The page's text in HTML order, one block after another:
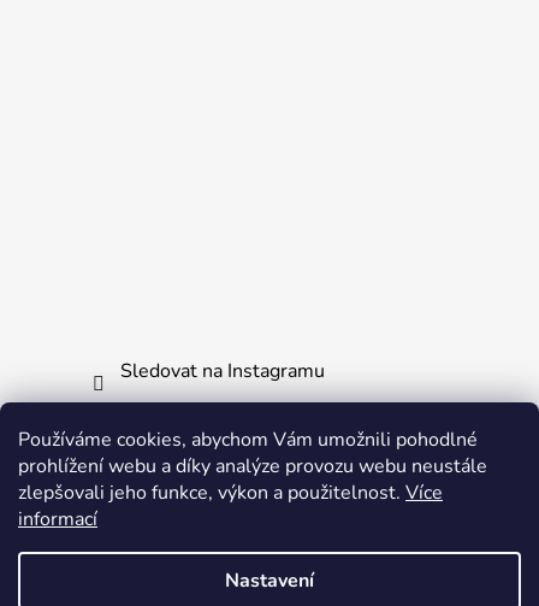
Používáme cookies, abychom Vám umožnili pohodlné
prohlížení webu a díky analýze provozu webu neustále
zlepšovali jeho funkce, výkon a použitelnost. Více
informací
Nastavení
Sledovat na Instagramu
Informace pro vás
Obchodní podmínky